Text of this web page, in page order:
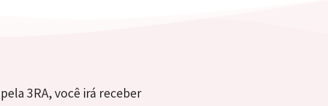
3RA, você irá receber